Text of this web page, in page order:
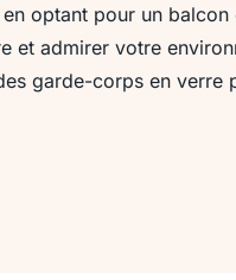
optant pour un
et admirer votre
garde-corps en verre